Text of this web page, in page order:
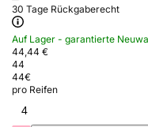
30 Tage Rückgaberecht
Auf Lager - garantierte
44,44 €
44
44€
pro Reifen
4